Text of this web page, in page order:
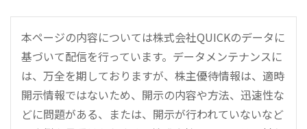
本ページの内容については株式会社QUICKのデータに
基づいて配信を行っています。データメンテナンスに
は、万全を期しておりますが、株主優待情報は、適時
開示情報ではないため、開示の内容や方法、迅速性な
どに問題がある、または、開示が行われていないなど